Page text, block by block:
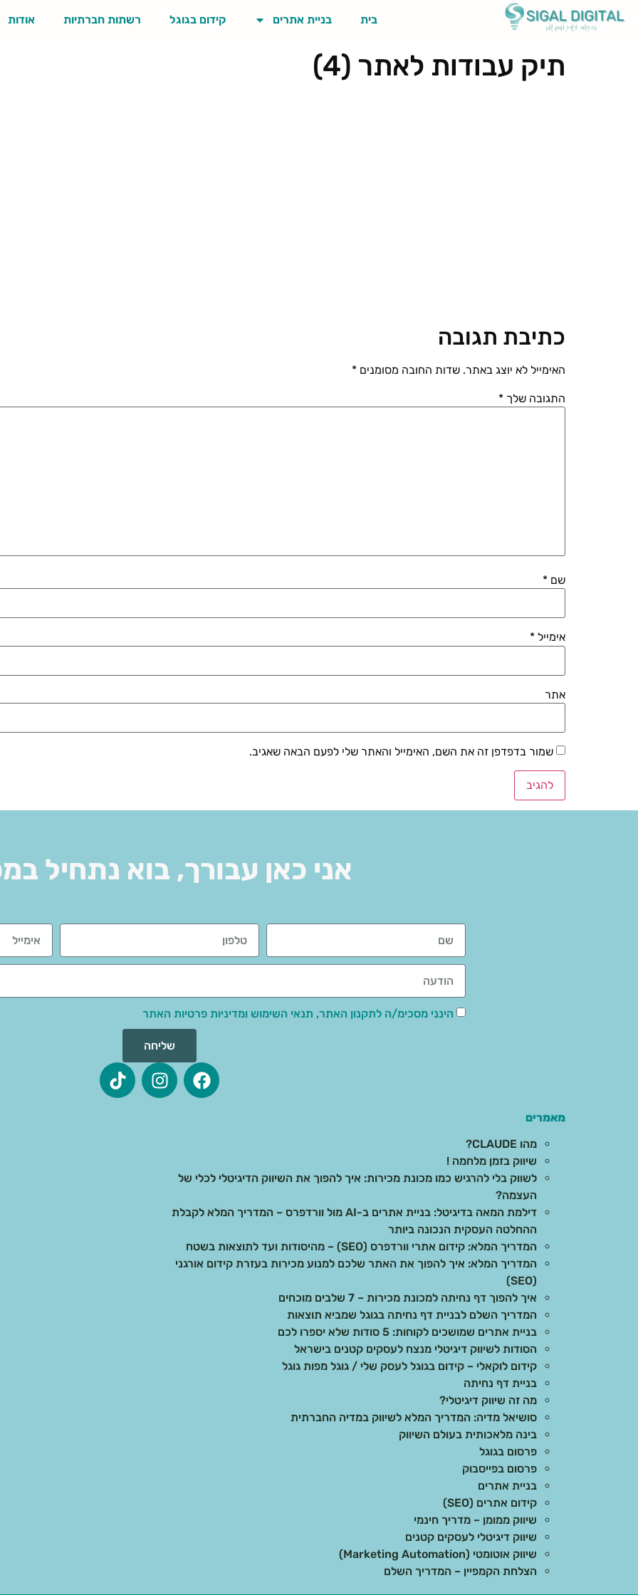
בית בניית אתרים קידום בגוגל רשתות חברתיות אודות
תיק עבודות לאתר (4)
כתיבת תגובה
האימייל לא יוצג באתר. שדות החובה מסומנים *
התגובה שלך *
שם *
אימייל *
אתר
שמור בדפדפן זה את השם, האימייל והאתר שלי לפעם הבאה שאגיב.
אני כאן עבורך, בוא נתחיל
הינני מסכימ/ה לתקנון האתר, תנאי השימוש ומדיניות פרטיות האתר
שליחה
מאמרים
מהו CLAUDE?
שיווק בזמן מלחמה !
לשווק בלי להרגיש כמו מכונת מכירות: איך להפוך את השיווק הדיגיטלי לכלי של
העצמה?
דילמת המאה בדיגיטל: בניית אתרים ב-AI מול וורדפרס – המדריך המלא לקבלת
ההחלטה העסקית הנכונה ביותר
המדריך המלא: קידום אתרי וורדפרס (SEO) – מהיסודות ועד לתוצאות בשטח
המדריך המלא: איך להפוך את האתר שלכם למנוע מכירות בעזרת קידום אורגני
(SEO)
איך להפוך דף נחיתה למכונת מכירות – 7 שלבים מוכחים
המדריך השלם לבניית דף נחיתה בגוגל שמביא תוצאות
בניית אתרים שמושכים לקוחות: 5 סודות שלא יספרו לכם
הסודות לשיווק דיגיטלי מנצח לעסקים קטנים בישראל
קידום לוקאלי – קידום בגוגל לעסק שלי / גוגל מפות גוגל
בניית דף נחיתה
מה זה שיווק דיגיטלי?
סושיאל מדיה: המדריך המלא לשיווק במדיה החברתית
בינה מלאכותית בעולם השיווק
פרסום בגוגל
פרסום בפייסבוק
בניית אתרים
קידום אתרים (SEO)
שיווק ממומן – מדריך חינמי
שיווק דיגיטלי לעסקים קטנים
שיווק אוטומטי (Marketing Automation)
הצלחת הקמפיין – המדריך השלם